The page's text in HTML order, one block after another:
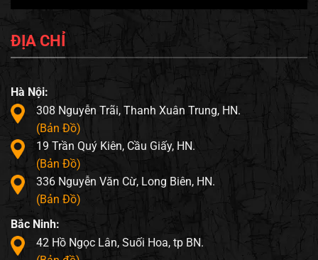
ĐỊA CHỈ
Hà Nội:
308 Nguyễn Trãi, Thanh Xuân Trung, HN.
(Bản Đồ)
19 Trần Quý Kiên, Cầu Giấy, HN.
(Bản Đồ)
336 Nguyễn Văn Cừ, Long Biên, HN.
(Bản Đồ)
Bắc Ninh:
42 Hồ Ngọc Lân, Suối Hoa, tp BN.